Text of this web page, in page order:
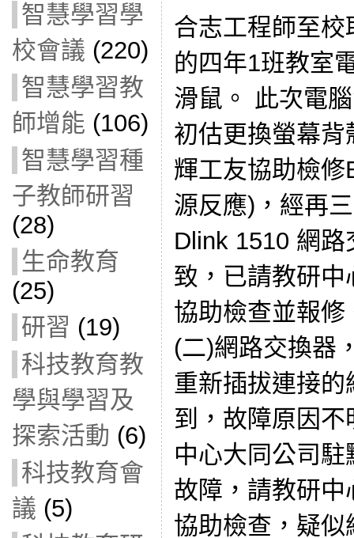
智慧學習學
校會議 (220)
智慧學習教
師增能 (106)
智慧學習種
子教師研習
(28)
生命教育
(25)
研習 (19)
科技教育教
學與學習及
探索活動 (6)
科技教育會
議 (5)
合志工程師至
的四年1班教室
滑鼠。 此次電
初估更換螢幕
輝工友協助檢
源反應)，經再
Dlink 1510 網
致，已請教研
協助檢查並報
(二)網路交換器
重新插拔連接
到，故障原因
中心大同公司
故障，請教研
協助檢查，疑